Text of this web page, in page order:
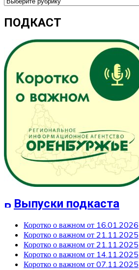
ПОДКАСТ
Выпуски подкаста
Коротко о важном от 16.01.2026
Коротко о важном от 21.11.2025
Коротко о важном от 21.11.2025
Коротко о важном от 14.11.2025
Коротко о важном от 07.11.2025